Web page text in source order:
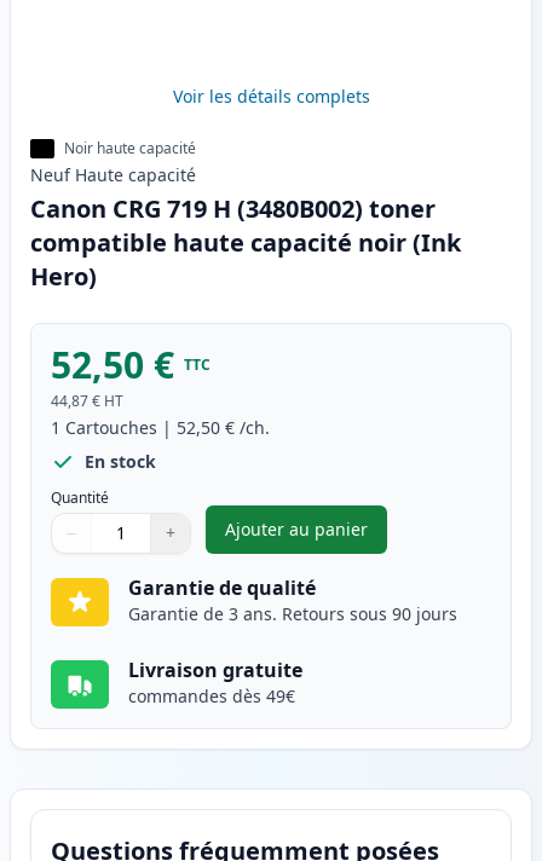
Voir les détails complets
Noir haute capacité
Neuf Haute capacité
Canon CRG 719 H (3480B002) toner
compatible haute capacité noir (Ink
Hero)
52,50 € TTC
44,87 € HT
1 Cartouches | 52,50 € /ch.
En stock
Quantité
Quantité
Utilisez les boutons pour ajuster
− +
Quantité
Ajouter au panier
,Canon CRG 719 H
Garantie de qualité
Garantie de 3 ans. Retours sous 90 jours
Livraison gratuite
commandes dès 49€
Questions fréquemment posées